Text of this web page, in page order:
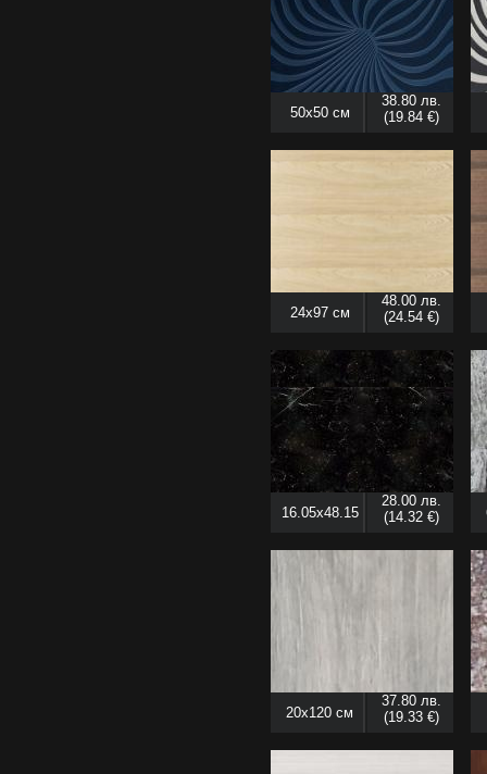
50x50 см
38.80 лв.
(19.84 €)
24x97 см
48.00 лв.
(24.54 €)
16.05x48.15
см
28.00 лв.
(14.32 €)
20x120 см
37.80 лв.
(19.33 €)